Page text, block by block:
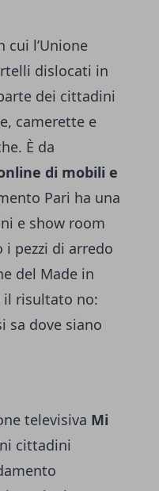
l’Unione
dislocati in
dei cittadini
camerette e
È da
di mobili e
Pari ha una
e show room
pezzi di arredo
del Made in
il risultato no:
sa dove siano
televisiva Mi
cittadini